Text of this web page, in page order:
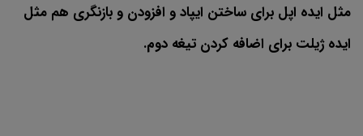
مثل ایده اپل برای ساختن ایپاد و افزودن و بازنگری هم مثل
ایده ژیلت برای اضافه کردن تیغه دوم.